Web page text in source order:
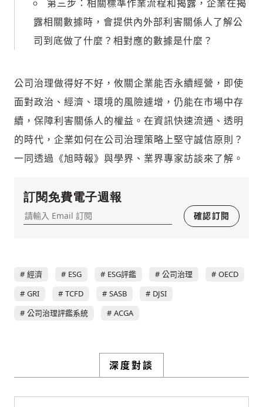
登入或註冊
輸入 Email 驗證碼
請輸入發送到 的驗證碼
驗證
將此文章當作禮物
近期曾送禮給下列會員
將此文章當作禮物
您確定要花費 NT49 元
將此文章以禮物的形式送給朋友嗎
第三步：相關標準作業流程和揭露，企業在揭
露相關數據時，會提供內外部利害關係人了解公
司到底做了什麼？相對應的數據是什麼？
公司治理做得好不好，攸關企業能否永續經營，即使
面對政治、經濟、環境的風險遽增，仍能在市場中存
續，保障利害關係人的權益。在資訊快速流通、透明
的時代，企業如何在公司治理策略上堅守誠信原則？
一同透過《旭時報》與學界、業界專家訪談來了解。
訂閱免費電子週報
確認訂閱
經濟 ESG ESG評鑑 公司治理
OECD
GRI
TCFD SASB
DJSI
公司治理評鑑系統
ACGA
深度對談
邀請會員
分享
留言連結
多元領域交流更有脈絡化
討論聚焦議題本身：尊重不同角度的內容、
同，而使用情緒性攻擊字眼
禁止歧視性的言論：不對他人種族、宗教、
反對任何型式騷擾：杜絕包含但不限於恐
嚇、髒話、威脅、性暗示等文字
來源）：
留言文字開放授權
陪你從「科技+人文」視角，深入國際政經脈動
35元/週解鎖付費會員專屬內容
✓ 全站深度分析報導文章
✓ 會員專屬 8 折活動報名優惠